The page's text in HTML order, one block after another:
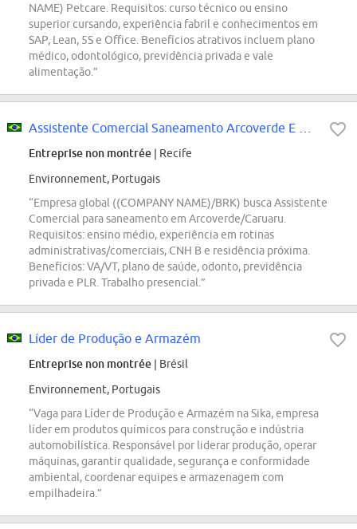
NAME) Petcare. Requisitos: curso técnico ou ensino
superior cursando, experiência fabril e conhecimentos em
SAP, Lean, 5S e Office. Benefícios atrativos incluem plano
médico, odontológico, previdência privada e vale
alimentação.”
Entreprise non montrée | Recife
Environnement, Portugais
“Empresa global ((COMPANY NAME)/BRK) busca Assistente
Comercial para saneamento em Arcoverde/Caruaru.
Requisitos: ensino médio, experiência em rotinas
administrativas/comerciais, CNH B e residência próxima.
Benefícios: VA/VT, plano de saúde, odonto, previdência
privada e PLR. Trabalho presencial.”
Líder de Produção e Armazém
Entreprise non montrée | Brésil
Environnement, Portugais
“Vaga para Líder de Produção e Armazém na Sika, empresa
líder em produtos químicos para construção e indústria
automobilística. Responsável por liderar produção, operar
máquinas, garantir qualidade, segurança e conformidade
ambiental, coordenar equipes e armazenagem com
empilhadeira.”